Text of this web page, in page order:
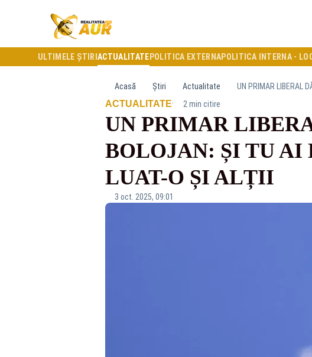
ULTIMELE ȘTIRI ACTUALITATE POLITICA EXTERNAPOLITICA INTERNA -
Acasă Știri Actualitate UN PRIMAR LIBERAL
ACTUALITATE· 2 min citire
UN PRIMAR
BOLOJAN: ȘI TU AI
LUAT-O ȘI ALȚII
3 oct. 2025, 09:01